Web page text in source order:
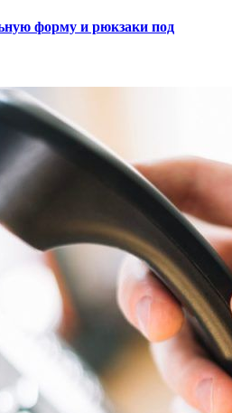
форму и рюкзаки под